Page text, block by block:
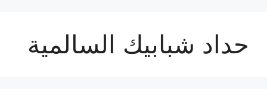
حداد شبابيك السالمية